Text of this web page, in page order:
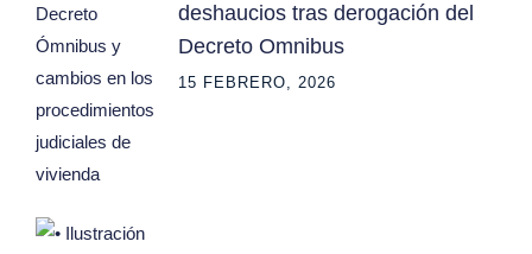
deshaucios tras derogación del
Decreto Omnibus
15 FEBRERO, 2026